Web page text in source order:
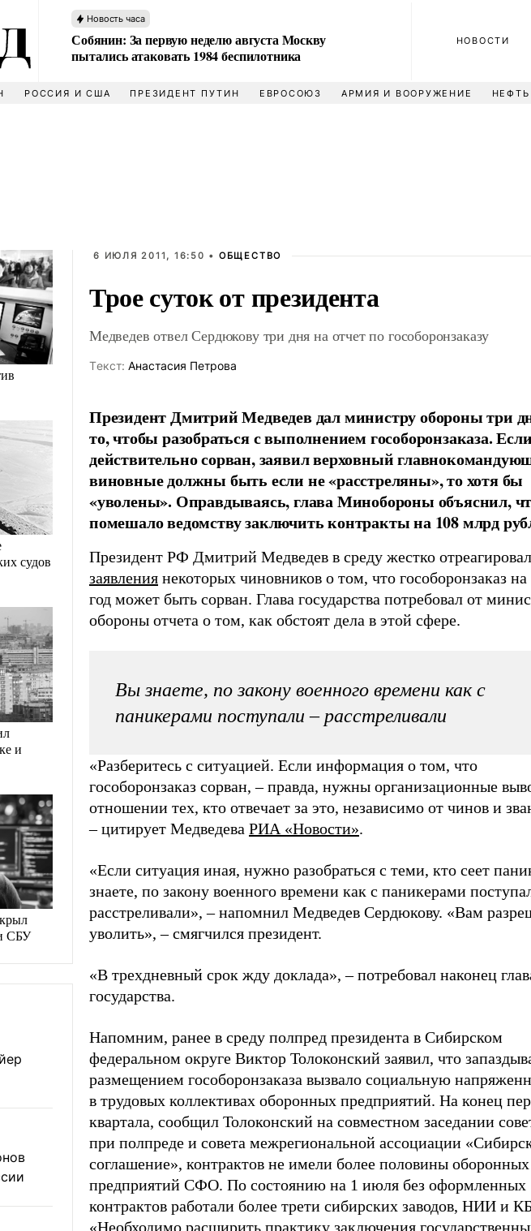
Новость часа
Собянин: За первую неделю августа Москву
пытались атаковать 1984 беспилотника
НОВОСТИ
РОССИЯ И США ПРЕЗИДЕНТ ПУТИН ЕВРОСОЮЗ АРМИЯ И ВООРУЖЕНИЕ
судов
и
СБУ
6 ИЮЛЯ 2011, 16:50 • ОБЩЕСТВО
Трое суток от президента
Медведев отвел Сердюкову три дня на отчет по гособоронзаказу
Tекст: Анастасия Петрова
Президент Дмитрий Медведев дал министру обороны три
то, чтобы разобраться с выполнением гособоронзаказа.
действительно сорван, заявил верховный
виновные должны быть если не «расстреляны», то хотя бы
«уволены». Оправдываясь, глава Минобороны объяснил,
помешало ведомству заключить контракты на 108 млрд
Президент РФ Дмитрий Медведев в среду жестко
заявления некоторых чиновников о том, что гособоронзаказ на
год может быть сорван. Глава государства потребовал от
обороны отчета о том, как обстоят дела в этой сфере.
Вы знаете, по закону военного времени как с
паникерами поступали – расстреливали
«Разберитесь с ситуацией. Если информация о том, что
гособоронзаказ сорван, – правда, нужны организационные
отношении тех, кто отвечает за это, независимо от чинов и
– цитирует Медведева РИА «Новости».
«Если ситуация иная, нужно разобраться с теми, кто сеет
знаете, по закону военного времени как с паникерами
расстреливали», – напомнил Медведев Сердюкову. «Вам
уволить», – смягчился президент.
«В трехдневный срок жду доклада», – потребовал наконец
государства.
Напомним, ранее в среду полпред президента в Сибирском
федеральном округе Виктор Толоконский заявил, что
размещением гособоронзаказа вызвало социальную
в трудовых коллективах оборонных предприятий. На конец
квартала, сообщил Толоконский на совместном заседании
при полпреде и совета межрегиональной ассоциации
соглашение», контрактов не имели более половины оборонных
предприятий СФО. По состоянию на 1 июля без оформленных
контрактов работали более трети сибирских заводов, НИИ и
«Необходимо расширить практику заключения